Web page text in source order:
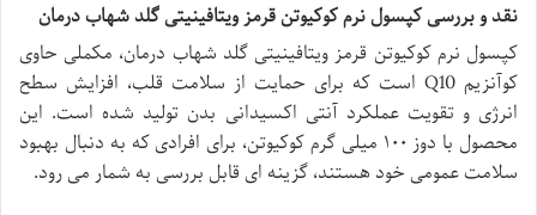
نقد و بررسی کپسول نرم کوکیوتن قرمز ویتافینیتی گلد شهاب درمان
کپسول نرم کوکیوتن قرمز ویتافینیتی گلد شهاب درمان، مکملی حاوی
کوآنزیم Q10 است که برای حمایت از سلامت قلب، افزایش سطح
انرژی و تقویت عملکرد آنتی اکسیدانی بدن تولید شده است. این
محصول با دوز ۱۰۰ میلی گرم کوکیوتن، برای افرادی که به دنبال بهبود
سلامت عمومی خود هستند، گزینه ای قابل بررسی به شمار می رود.